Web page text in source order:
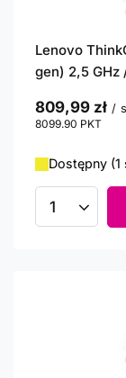
Lenovo
gen) 2,5 GHz
809,99 zł /
8099.90 PKT
Dostępny (1
Ilość